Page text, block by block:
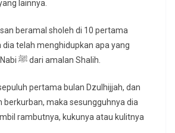
lainnya.
beramal sholeh di 10 pertama
dia telah menghidupkan apa yang
dibimbingkan oleh Nabi ﷺ dari amalan Shalih.
pertama bulan Dzulhijjah, dan
berkurban, maka sesungguhnya dia
rambutnya, kukunya atau kulitnya